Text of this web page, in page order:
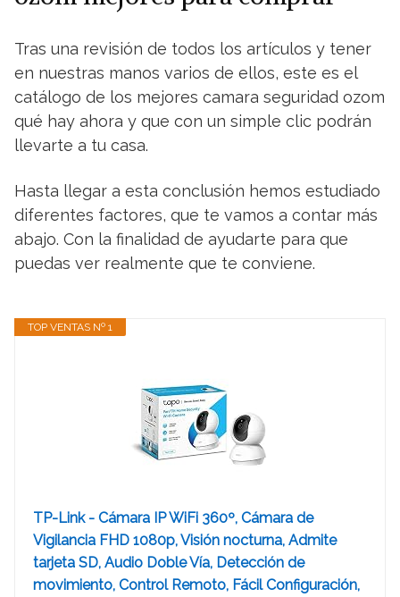
Tras una revisión de todos los artículos y tener
en nuestras manos varios de ellos, este es el
catálogo de los mejores camara seguridad ozom
qué hay ahora y que con un simple clic podrán
llevarte a tu casa.
Hasta llegar a esta conclusión hemos estudiado
diferentes factores, que te vamos a contar más
abajo. Con la finalidad de ayudarte para que
puedas ver realmente que te conviene.
TOP VENTAS Nº 1
TP-Link - Cámara IP WiFi 360º, Cámara de
Vigilancia FHD 1080p, Visión nocturna, Admite
tarjeta SD, Audio Doble Vía, Detección de
movimiento, Control Remoto, Fácil Configuración,